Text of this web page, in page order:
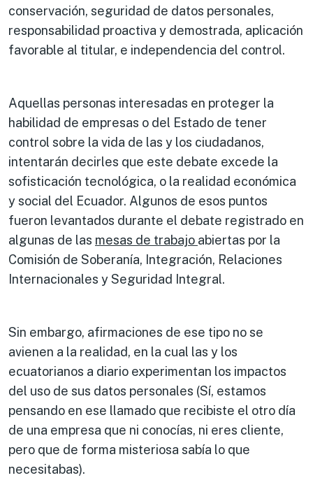
conservación, seguridad de datos personales,
responsabilidad proactiva y demostrada, aplicación
favorable al titular, e independencia del control.
Aquellas personas interesadas en proteger la
habilidad de empresas o del Estado de tener
control sobre la vida de las y los ciudadanos,
intentarán decirles que este debate excede la
sofisticación tecnológica, o la realidad económica
y social del Ecuador. Algunos de esos puntos
fueron levantados durante el debate registrado en
algunas de las mesas de trabajo abiertas por la
Comisión de Soberanía, Integración, Relaciones
Internacionales y Seguridad Integral.
Sin embargo, afirmaciones de ese tipo no se
avienen a la realidad, en la cual las y los
ecuatorianos a diario experimentan los impactos
del uso de sus datos personales (Sí, estamos
pensando en ese llamado que recibiste el otro día
de una empresa que ni conocías, ni eres cliente,
pero que de forma misteriosa sabía lo que
necesitabas).